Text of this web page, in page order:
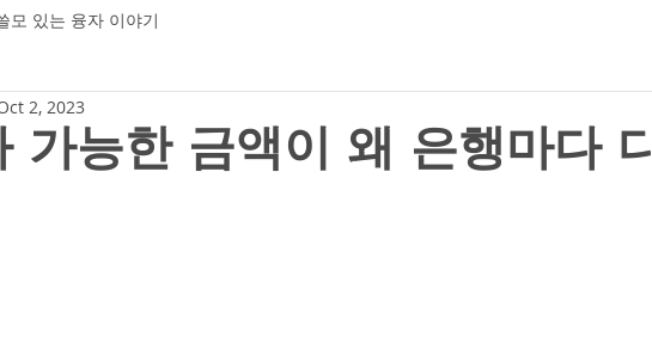
모 있는 융자 이야기
가능한 금액이 왜 은행마다
2, 2023